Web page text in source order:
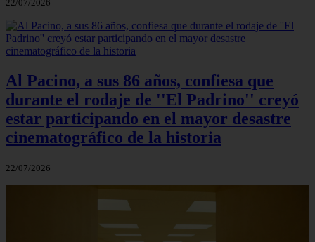
22/07/2026
Al Pacino, a sus 86 años, confiesa que
durante el rodaje de ''El Padrino'' creyó
estar participando en el mayor desastre
cinematográfico de la historia
22/07/2026